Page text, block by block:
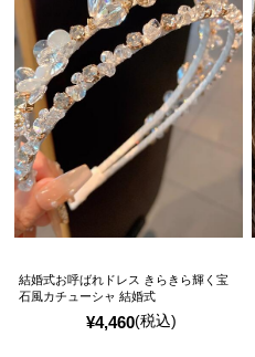
¥4,460(税込)
結婚式お呼ばれドレス きらきら輝く宝
石風カチューシャ 結婚式